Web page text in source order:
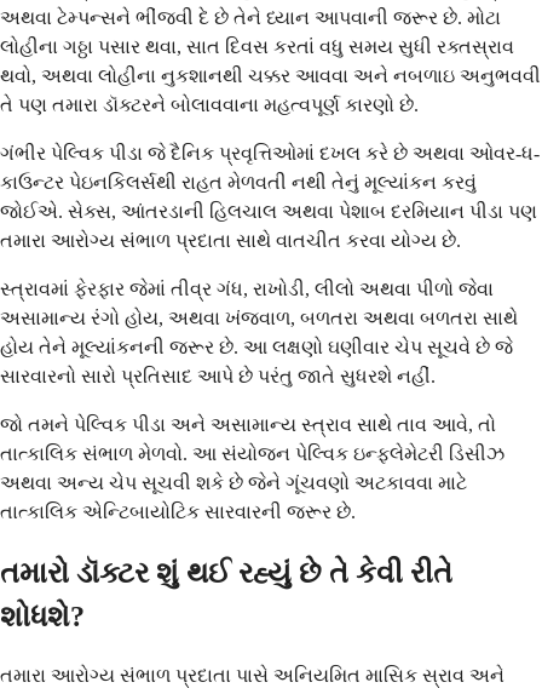
અથવા ટેમ્પન્સને ભીંજવી દે છે તેને ધ્યાન આપવાની જરૂર છે. મોટા
લોહીના ગઠ્ઠા પસાર થવા, સાત દિવસ કરતાં વધુ સમય સુધી રક્તસ્રાવ
થવો, અથવા લોહીના નુકશાનથી ચક્કર આવવા અને નબળાઇ અનુભવવી
તે પણ તમારા ડૉક્ટરને બોલાવવાના મહત્વપૂર્ણ કારણો છે.
ગંભીર પેલ્વિક પીડા જે દૈનિક પ્રવૃત્તિઓમાં દખલ કરે છે અથવા ઓવર-ધ-
કાઉન્ટર પેઇનકિલર્સથી રાહત મેળવતી નથી તેનું મૂલ્યાંકન કરવું
જોઈએ. સેક્સ, આંતરડાની હિલચાલ અથવા પેશાબ દરમિયાન પીડા પણ
તમારા આરોગ્ય સંભાળ પ્રદાતા સાથે વાતચીત કરવા યોગ્ય છે.
સ્ત્રાવમાં ફેરફાર જેમાં તીવ્ર ગંધ, રાખોડી, લીલો અથવા પીળો જેવા
અસામાન્ય રંગો હોય, અથવા ખંજવાળ, બળતરા અથવા બળતરા સાથે
હોય તેને મૂલ્યાંકનની જરૂર છે. આ લક્ષણો ઘણીવાર ચેપ સૂચવે છે જે
સારવારનો સારો પ્રતિસાદ આપે છે પરંતુ જાતે સુધરશે નહીં.
જો તમને પેલ્વિક પીડા અને અસામાન્ય સ્ત્રાવ સાથે તાવ આવે, તો
તાત્કાલિક સંભાળ મેળવો. આ સંયોજન પેલ્વિક ઇન્ફ્લેમેટરી ડિસીઝ
અથવા અન્ય ચેપ સૂચવી શકે છે જેને ગૂંચવણો અટકાવવા માટે
તાત્કાલિક એન્ટિબાયોટિક સારવારની જરૂર છે.
તમારો ડૉક્ટર શું થઈ રહ્યું છે તે કેવી રીતે
શોધશે?
તમારા આરોગ્ય સંભાળ પ્રદાતા પાસે અનિયમિત માસિક સ્રાવ અને